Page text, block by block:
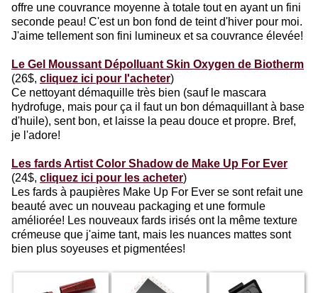
offre une couvrance moyenne à totale tout en ayant un fini
seconde peau! C'est un bon fond de teint d'hiver pour moi.
J'aime tellement son fini lumineux et sa couvrance élevée!
Le Gel Moussant Dépolluant Skin Oxygen de Biotherm
(26$, cliquez ici pour l'acheter)
Ce nettoyant démaquille très bien (sauf le mascara
hydrofuge, mais pour ça il faut un bon démaquillant à base
d'huile), sent bon, et laisse la peau douce et propre. Bref,
je l'adore!
Les fards Artist Color Shadow de Make Up For Ever
(24$, cliquez ici pour les acheter)
Les fards à paupières Make Up For Ever se sont refait une
beauté avec un nouveau packaging et une formule
améliorée! Les nouveaux fards irisés ont la même texture
crémeuse que j'aime tant, mais les nuances mattes sont
bien plus soyeuses et pigmentées!